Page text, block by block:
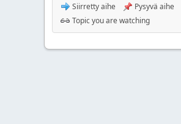
Siirretty aihe
Pysyvä aihe
Topic you are watching